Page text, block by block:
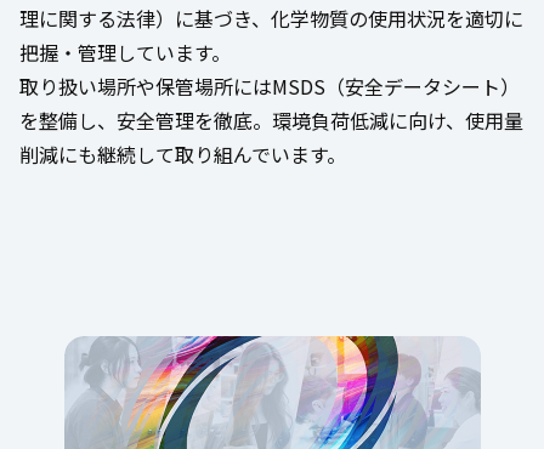
理に関する法律）に基づき、化学物質の使用状況を適切に
把握・管理しています。
取り扱い場所や保管場所にはMSDS（安全データシート）
を整備し、安全管理を徹底。環境負荷低減に向け、使用量
削減にも継続して取り組んでいます。